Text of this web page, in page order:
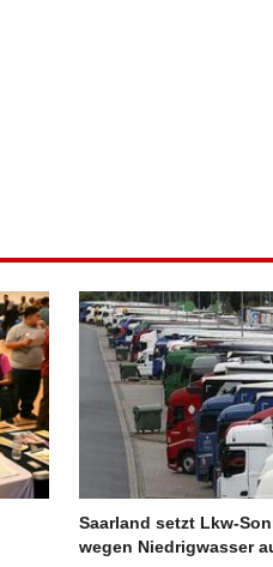
Saarland setzt Lkw-
wegen Niedrigwasser